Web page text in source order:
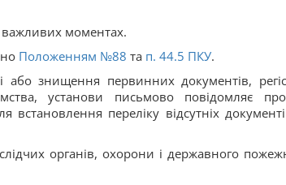
важливих моментах.
Положенням №88 та п. 44.5 ПКУ.
або знищення первинних документів,
установи письмово повідомляє
переліку відсутніх
органів, охорони і державного